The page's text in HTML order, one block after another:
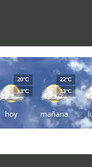
hoy
20°C
13°C
mañana
22°C
13°C